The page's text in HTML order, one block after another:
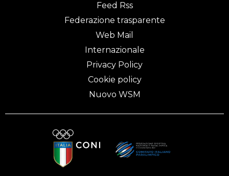
Feed Rss
Federazione trasparente
Web Mail
Internazionale
Privacy Policy
Cookie policy
Nuovo WSM